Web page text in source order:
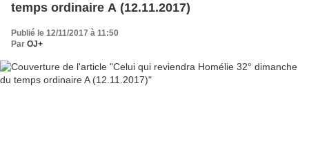
temps ordinaire A (12.11.2017)
Publié le 12/11/2017 à 11:50
Par OJ+